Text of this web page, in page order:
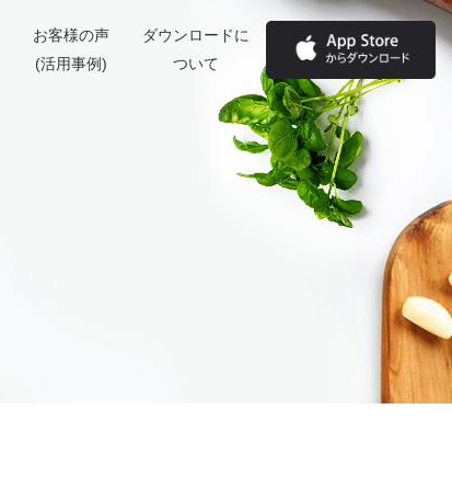
お客様の声
(活用事例)
ダウンロードに
ついて